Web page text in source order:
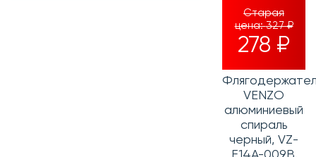
Старая
цена:327 ₽
278 ₽
VENZO
алюминиевый
спираль
черный, VZ-